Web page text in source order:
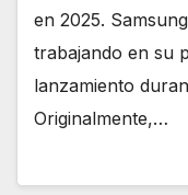
en 2025.
trabajando en su
lanzamiento
Originalmente,…